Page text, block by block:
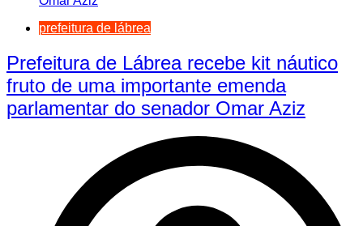
prefeitura de lábrea
Prefeitura de Lábrea recebe kit náutico
fruto de uma importante emenda
parlamentar do senador Omar Aziz